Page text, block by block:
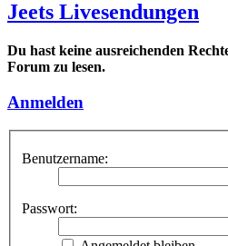
Jeets Livesendungen
Du hast keine ausreichenden
Forum zu lesen.
Anmelden
Benutzername:
Passwort: